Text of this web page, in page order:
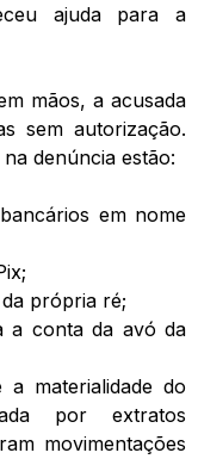
ajuda para a
mãos, a acusada
sem autorização.
denúncia estão:
em nome
própria ré;
a conta da avó da
materialidade do
por extratos
movimentações